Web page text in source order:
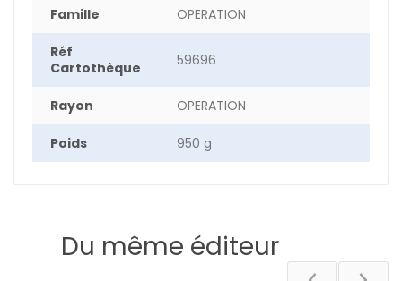
Famille OPERATION
Réf
Cartothèque
59696
Rayon OPERATION
Poids 950 g
Du même éditeur